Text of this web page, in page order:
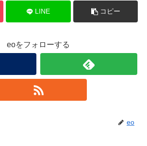
LINE コピー
eoをフォローする
eo